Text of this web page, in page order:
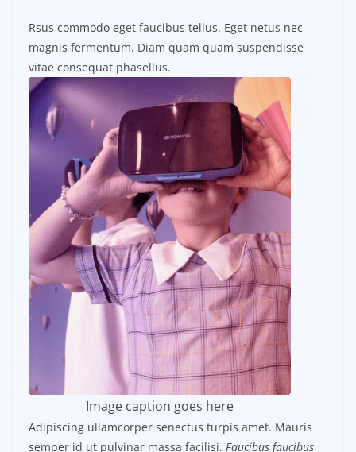
Rsus commodo eget faucibus tellus. Eget netus nec
magnis fermentum. Diam quam quam suspendisse
vitae consequat phasellus.
Image caption goes here
Adipiscing ullamcorper senectus turpis amet. Mauris
semper id ut pulvinar massa facilisi. Faucibus faucibus